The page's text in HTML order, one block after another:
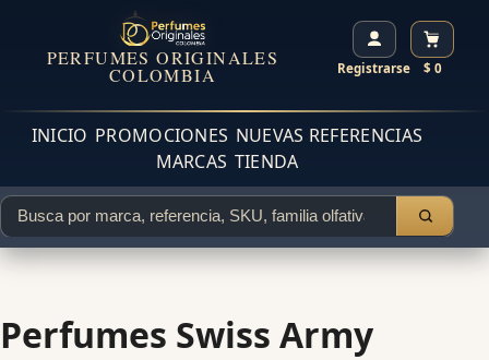
PERFUMES ORIGINALES
COLOMBIA Registrarse $ 0
INICIO PROMOCIONES NUEVAS REFERENCIAS
MARCAS TIENDA
Perfumes Swiss Army